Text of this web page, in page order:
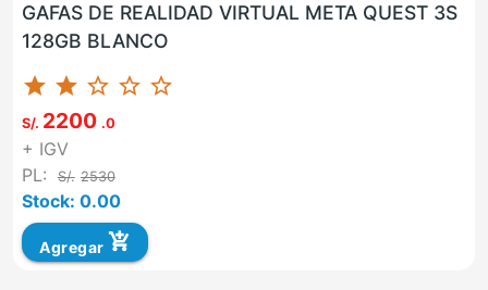
GAFAS DE REALIDAD VIRTUAL META QUEST 3S
128GB BLANCO
star star star_border star_border star_border
S/. 2200 .0
+ IGV
PL:
S/. 2530
Stock: 0.00
Agregar add_shopping_cart